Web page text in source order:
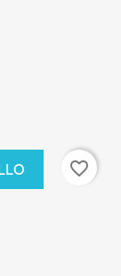
favorite_border